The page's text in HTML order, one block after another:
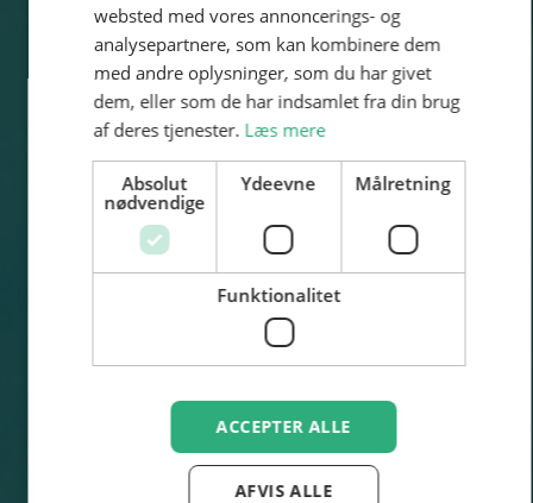
websted med vores annoncerings- og
analysepartnere, som kan kombinere dem
med andre oplysninger, som du har givet
dem, eller som de har indsamlet fra din brug
af deres tjenester. Læs mere
Absolut
nødvendige
Ydeevne Målretning
Funktionalitet
ACCEPTER ALLE
AFVIS ALLE